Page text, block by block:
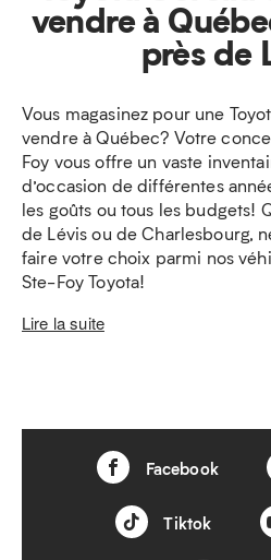
vendre à
près de
Vous magasinez pour une
vendre à Québec? Votre
Foy vous offre un vaste
d’occasion de différentes
les goûts ou tous les budgets!
de Lévis ou de Charlesbourg,
faire votre choix parmi nos
Ste-Foy Toyota!
Lire la suite
Facebook
Tiktok